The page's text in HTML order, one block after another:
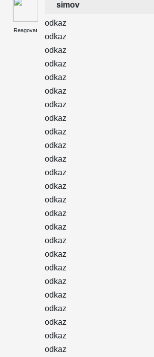
Reagovat
simov
odkaz
odkaz
odkaz
odkaz
odkaz
odkaz
odkaz
odkaz
odkaz
odkaz
odkaz
odkaz
odkaz
odkaz
odkaz
odkaz
odkaz
odkaz
odkaz
odkaz
odkaz
odkaz
odkaz
odkaz
odkaz